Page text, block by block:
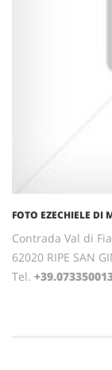
FOTO EZECHIELE DI
Contrada Val di
62020 RIPE SAN
Tel.